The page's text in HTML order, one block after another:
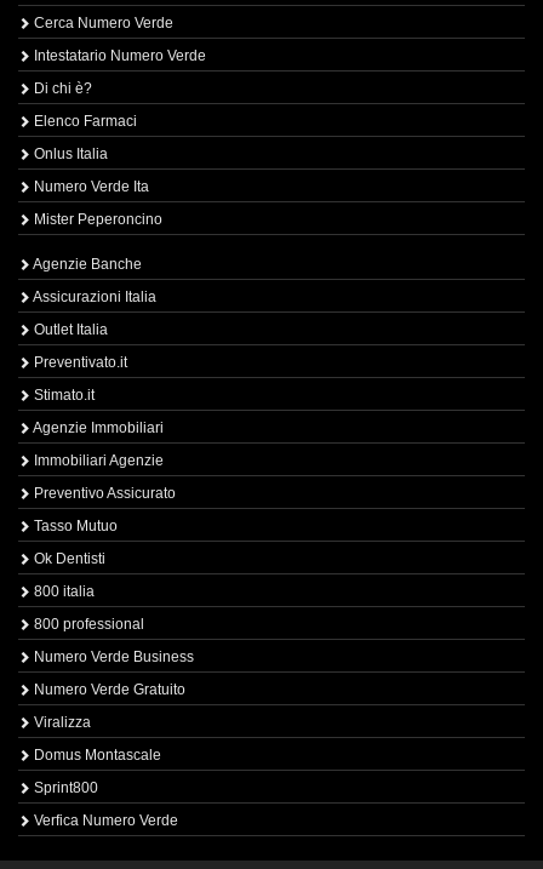
Cerca Numero Verde
Intestatario Numero Verde
Di chi è?
Elenco Farmaci
Onlus Italia
Numero Verde Ita
Mister Peperoncino
Agenzie Banche
Assicurazioni Italia
Outlet Italia
Preventivato.it
Stimato.it
Agenzie Immobiliari
Immobiliari Agenzie
Preventivo Assicurato
Tasso Mutuo
Ok Dentisti
800 italia
800 professional
Numero Verde Business
Numero Verde Gratuito
Viralizza
Domus Montascale
Sprint800
Verfica Numero Verde